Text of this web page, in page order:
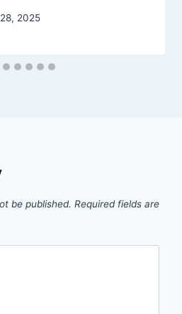
2025
be published. Required fields are